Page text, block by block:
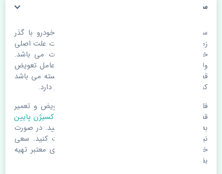
سنسور اکسیژن پایین نیسان تیانا چین
سنسور اکسیژن پایین نیسان تیانا چین. قطعات خودرو با گذر
زمان و طی مسافت مستحلک می شوند. اغلب اوقات علت اصلی
خرابی لوازم یدکی اتومبیل مستحلک شدن قطعات می باشد.
ولی دلایلی مثل تصادفات و حوادث نیز می تواند عامل تعویض
قطعات یدکی باشد. خودرو مجموعه ای به هم پیوسته می باشد
که هر قطعه روی قطعه یا قطعات دیگر تاثیر مستقیم دارد.
فلذا در صورت خرابی در اسرع زمان نسبت به تعویض و تعمیر
قطعات یدکی اقدام فرمایید. در زمان
خرید سنسور اکسیژن پایین
به اصلی بودن و کیفیت قطعات بسیار توجه بفرمایید. در صورت
نیاز با مکانیک و کارشناسان در این زمینه مشورت کنید. سعی
خود را بفرمایید تا قطعات یدکی را از فروشگاه های معتبر تهیه
بفرمایید.